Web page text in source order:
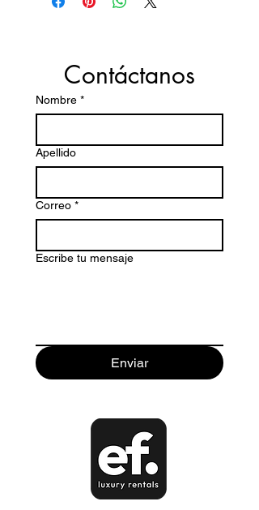
Contáctanos
Nombre *
Apellido
Correo *
Escribe tu mensaje
Enviar